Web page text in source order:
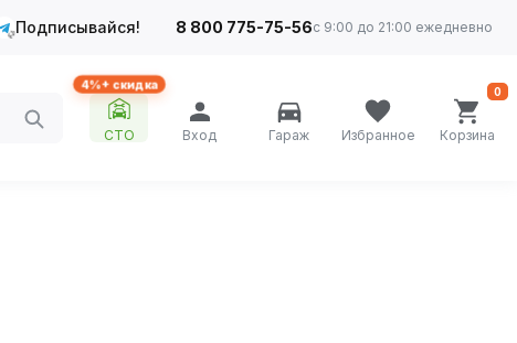
Подписывайся! 8 800 775-75-56с 9:00 до 21:00 ежедневно
4%+ скидка
СТО Вход Гараж Избранное Корзина
0